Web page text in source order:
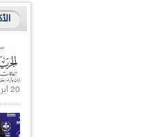
20 أبريل 2021 |